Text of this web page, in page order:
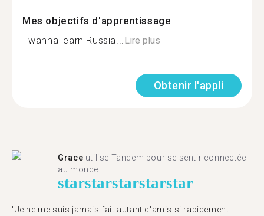
Mes objectifs d'apprentissage
I wanna learn Russia...Lire plus
Obtenir l'appli
Grace utilise Tandem pour se sentir connectée
au monde.
starstarstarstarstar
"Je ne me suis jamais fait autant d'amis si rapidement.